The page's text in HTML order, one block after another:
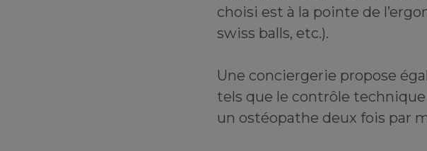
choisi est à la pointe de
swiss balls, etc.).
Une conciergerie propose
tels que le contrôle
un ostéopathe deux fois par